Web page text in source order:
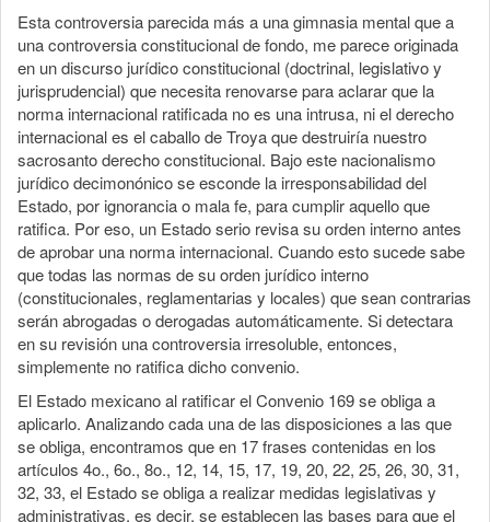
Esta controversia parecida más a una gimnasia mental que a
una controversia constitucional de fondo, me parece originada
en un discurso jurídico constitucional (doctrinal, legislativo y
jurisprudencial) que necesita renovarse para aclarar que la
norma internacional ratificada no es una intrusa, ni el derecho
internacional es el caballo de Troya que destruiría nuestro
sacrosanto derecho constitucional. Bajo este nacionalismo
jurídico decimonónico se esconde la irresponsabilidad del
Estado, por ignorancia o mala fe, para cumplir aquello que
ratifica. Por eso, un Estado serio revisa su orden interno antes
de aprobar una norma internacional. Cuando esto sucede sabe
que todas las normas de su orden jurídico interno
(constitucionales, reglamentarias y locales) que sean contrarias
serán abrogadas o derogadas automáticamente. Si detectara
en su revisión una controversia irresoluble, entonces,
simplemente no ratifica dicho convenio.
El Estado mexicano al ratificar el Convenio 169 se obliga a
aplicarlo. Analizando cada una de las disposiciones a las que
se obliga, encontramos que en 17 frases contenidas en los
artículos 4o., 6o., 8o., 12, 14, 15, 17, 19, 20, 22, 25, 26, 30, 31,
32, 33, el Estado se obliga a realizar medidas legislativas y
administrativas, es decir, se establecen las bases para que el